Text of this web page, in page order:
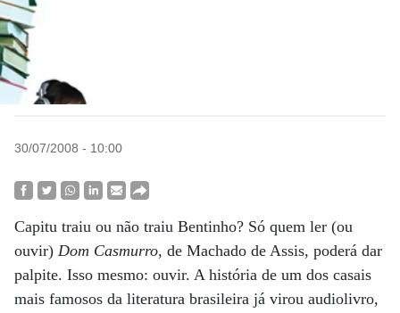
30/07/2008 - 10:00
Capitu traiu ou não traiu Bentinho? Só quem ler (ou
ouvir) Dom Casmurro, de Machado de Assis, poderá dar
palpite. Isso mesmo: ouvir. A história de um dos casais
mais famosos da literatura brasileira já virou audiolivro,